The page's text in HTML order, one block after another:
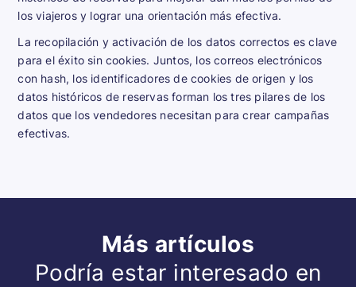
los viajeros y lograr una orientación más efectiva.
La recopilación y activación de los datos correctos es clave
para el éxito sin cookies. Juntos, los correos electrónicos
con hash, los identificadores de cookies de origen y los
datos históricos de reservas forman los tres pilares de los
datos que los vendedores necesitan para crear campañas
efectivas.
Más artículos
Podría estar interesado en